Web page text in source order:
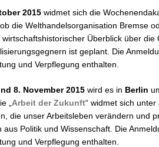
2015 widmet sich die
die Welthandelsorganisation Bremse
Überblick über
ist geplant. Die
und Verpflegung enthalten.
8. November 2015 wird es in Berlin
„ Arbeit der Zukunft“ widmet sich
die unser Arbeitsleben verändern und
aus Politik und Wissenschaft. Die
und Verpflegung enthalten.